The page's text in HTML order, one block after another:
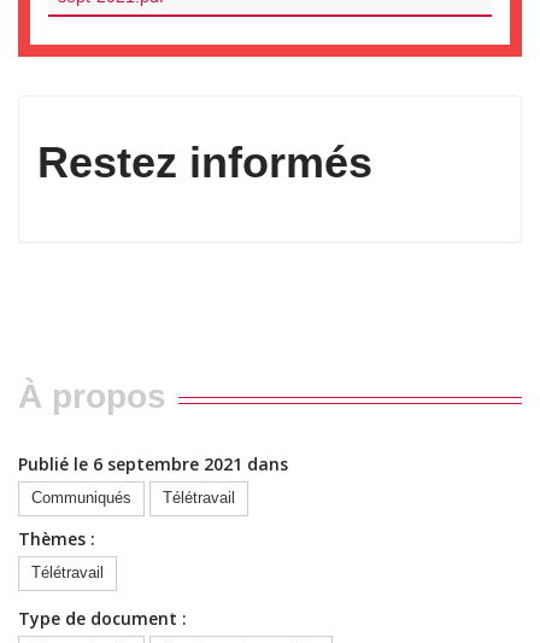
Restez informés
À propos
Publié le 6 septembre 2021 dans
Communiqués Télétravail
Thèmes :
Télétravail
Type de document :